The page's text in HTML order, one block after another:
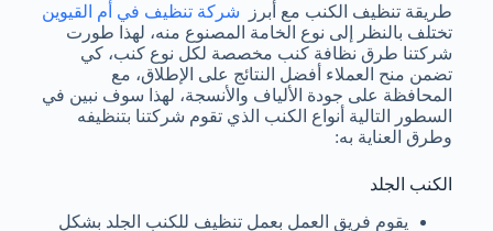
طريقة تنظيف الكنب مع أبرز شركة تنظيف في أم القيوين
تختلف بالنظر إلى نوع الخامة المصنوع منه، لهذا طورت
شركتنا طرق نظافة كنب مخصصة لكل نوع كنب، كي
تضمن منح العملاء أفضل النتائج على الإطلاق، مع
المحافظة على جودة الألياف والأنسجة، لهذا سوف نبين في
السطور التالية أنواع الكنب الذي تقوم شركتنا بتنظيفه
وطرق العناية به:
الكنب الجلد
يقوم فريق العمل بعمل تنظيف للكنب الجلد بشكل